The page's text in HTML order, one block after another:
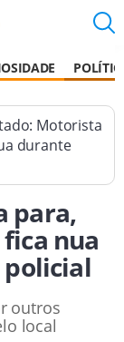
Motorista
durante
para,
fica nua
outros
local